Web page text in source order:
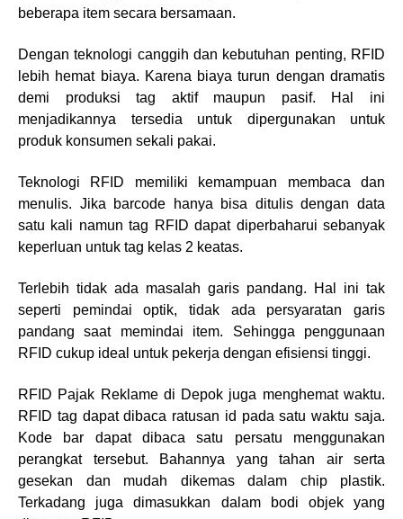
beberapa item secara bersamaan.
Dengan teknologi canggih dan kebutuhan penting, RFID
lebih hemat biaya. Karena biaya turun dengan dramatis
demi produksi tag aktif maupun pasif. Hal ini
menjadikannya tersedia untuk dipergunakan untuk
produk konsumen sekali pakai.
Teknologi RFID memiliki kemampuan membaca dan
menulis. Jika barcode hanya bisa ditulis dengan data
satu kali namun tag RFID dapat diperbaharui sebanyak
keperluan untuk tag kelas 2 keatas.
Terlebih tidak ada masalah garis pandang. Hal ini tak
seperti pemindai optik, tidak ada persyaratan garis
pandang saat memindai item. Sehingga penggunaan
RFID cukup ideal untuk pekerja dengan efisiensi tinggi.
RFID Pajak Reklame di Depok juga menghemat waktu.
RFID tag dapat dibaca ratusan id pada satu waktu saja.
Kode bar dapat dibaca satu persatu menggunakan
perangkat tersebut. Bahannya yang tahan air serta
gesekan dan mudah dikemas dalam chip plastik.
Terkadang juga dimasukkan dalam bodi objek yang